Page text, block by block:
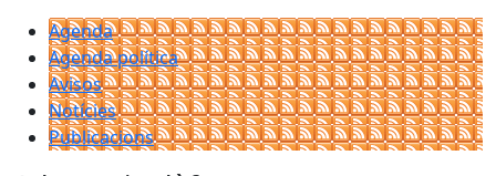
Agenda
Agenda política
Avisos
Notícies
Publicacions